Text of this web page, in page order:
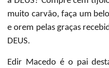
muito carvão, faça um
e orem pelas graças
DEUS.
Edir Macedo é o pai